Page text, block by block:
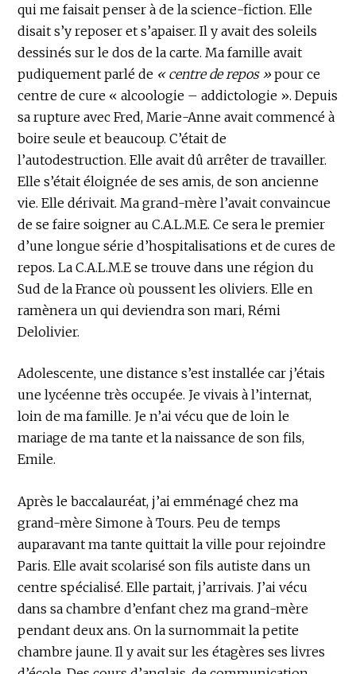
qui me faisait penser à de la science-fiction. Elle
disait s’y reposer et s’apaiser. Il y avait des soleils
dessinés sur le dos de la carte. Ma famille avait
pudiquement parlé de « centre de repos »pour ce
centre de cure « alcoologie – addictologie ». Depuis
sa rupture avec Fred, Marie-Anne avait commencé à
boire seule et beaucoup. C’était de
l’autodestruction. Elle avait dû arrêter de travailler.
Elle s’était éloignée de ses amis, de son ancienne
vie. Elle dérivait. Ma grand-mère l’avait convaincue
de se faire soigner au C.A.L.M.E. Ce sera le premier
d’une longue série d’hospitalisations et de cures de
repos. La C.A.L.M.E se trouve dans une région du
Sud de la France où poussent les oliviers. Elle en
ramènera un qui deviendra son mari, Rémi
Delolivier.
Adolescente, une distance s’est installée car j’étais
une lycéenne très occupée. Je vivais à l’internat,
loin de ma famille. Je n’ai vécu que de loin le
mariage de ma tante et la naissance de son fils,
Emile.
Après le baccalauréat, j’ai emménagé chez ma
grand-mère Simone à Tours. Peu de temps
auparavant ma tante quittait la ville pour rejoindre
Paris. Elle avait scolarisé son fils autiste dans un
centre spécialisé. Elle partait, j’arrivais. J’ai vécu
dans sa chambre d’enfant chez ma grand-mère
pendant deux ans. On la surnommait la petite
chambre jaune. Il y avait sur les étagères ses livres